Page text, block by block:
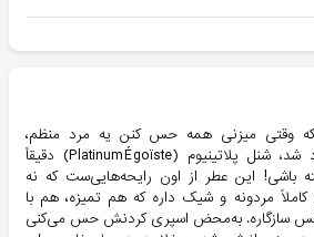
وقتی میزنی همه حس کنن یه مرد منظم،
کاریزماتیک و باکلاس وارد شد، شنل پلاتینیوم (Platinum Égoïste) دقیقاً
باشی! این عطر از اون رایحه‌هایی‌ست که نه
کاملاً مردونه و شیک داره که هم تمیزه، هم با
سازگاره. به‌محض اسپری کردنش حس می‌کنی